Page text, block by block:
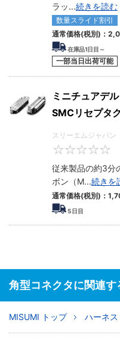
ラッ...続きを読む
数量スライド割引
通常価格(税別)：
在庫品1日目～
一部当日出荷可能
ミニチュアデ
SMCリセプタ
スリーエムジャパン
従来製品の約3分
ボン（M...続きを
通常価格(税別)：
5日目
角型コネクタに関連す
MISUMI トップ ハーネ